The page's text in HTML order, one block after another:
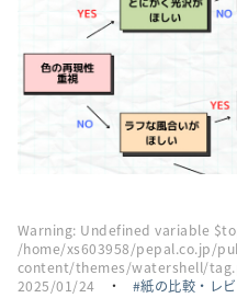
お問い合わせ・エントリー
SNSアカウント
Warning: Undefined variable
/home/xs603958/pepal.co.jp/
content/themes/watershell/
2025/01/24
・ 紙の比較・レ